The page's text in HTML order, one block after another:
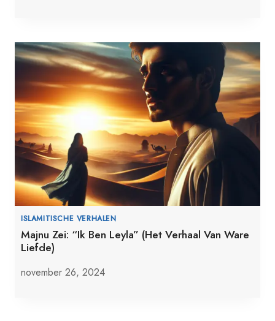
ISLAMITISCHE VERHALEN
Majnu Zei: “Ik Ben Leyla” (Het Verhaal Van Ware
Liefde)
november 26, 2024